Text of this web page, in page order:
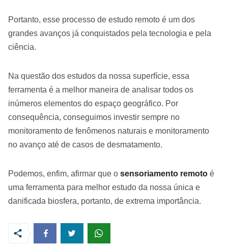
Portanto, esse processo de estudo remoto é um dos
grandes avanços já conquistados pela tecnologia e pela
ciência.
Na questão dos estudos da nossa superfície, essa
ferramenta é a melhor maneira de analisar todos os
inúmeros elementos do espaço geográfico. Por
consequência, conseguimos investir sempre no
monitoramento de fenômenos naturais e monitoramento
no avanço até de casos de desmatamento.
Podemos, enfim, afirmar que o sensoriamento remoto é
uma ferramenta para melhor estudo da nossa única e
danificada biosfera, portanto, de extrema importância.